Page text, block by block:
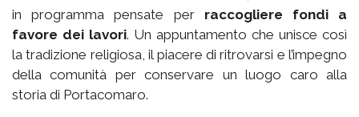
in programma pensate per raccogliere fondi a
favore dei lavori. Un appuntamento che unisce così
la tradizione religiosa, il piacere di ritrovarsi e l’impegno
della comunità per conservare un luogo caro alla
storia di Portacomaro.